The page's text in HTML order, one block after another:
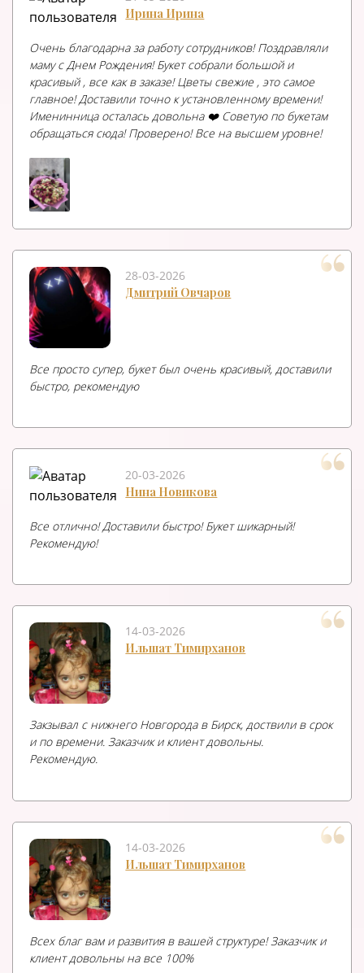
Ирина Ирина
Очень благодарна за работу сотрудников! Поздравляли
маму с Днем Рождения! Букет собрали большой и
красивый , все как в заказе! Цветы свежие , это самое
главное! Доставили точно к установленному времени!
Именинница осталась довольна ❤️ Советую по букетам
обращаться сюда! Проверено! Все на высшем уровне!
28-03-2026
Дмитрий Овчаров
Все просто супер, букет был очень красивый, доставили
быстро, рекомендую
20-03-2026
Нина Новикова
Все отлично! Доставили быстро! Букет шикарный!
Рекомендую!
14-03-2026
Ильшат Тимирханов
Закзывал с нижнего Новгорода в Бирск, доствили в срок
и по времени. Заказчик и клиент довольны.
Рекомендую.
14-03-2026
Ильшат Тимирханов
Всех благ вам и развития в вашей структуре! Заказчик и
клиент довольны на все 100%